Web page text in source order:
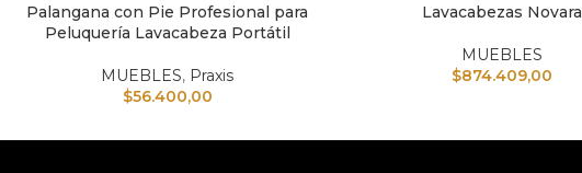
AÑADIR AL CARRITO
Palangana con Pie Profesional para
Peluquería Lavacabeza Portátil
MUEBLES, Praxis
$56.400,00
AÑADIR AL CARRITO
Lavacabezas Novara
MUEBLES
$874.409,00